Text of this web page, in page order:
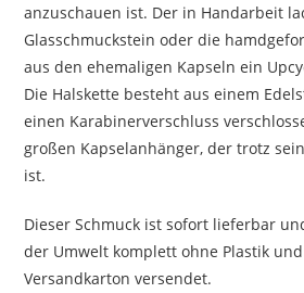
anzuschauen ist. Der in Handarbeit
Glasschmuckstein oder die
aus den ehemaligen Kapseln ein
Die Halskette besteht aus einem
einen Karabinerverschluss
großen Kapselanhänger, der trotz
ist.
Dieser Schmuck ist sofort lieferbar
der Umwelt komplett ohne Plastik
Versandkarton versendet.